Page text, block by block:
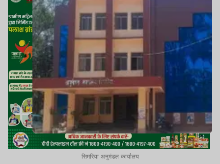
सिमरिया अनुमंडल कार्यालय